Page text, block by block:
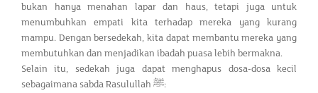
bukan hanya menahan lapar dan haus, tetapi juga untuk
menumbuhkan empati kita terhadap mereka yang kurang
mampu. Dengan bersedekah, kita dapat membantu mereka yang
membutuhkan dan menjadikan ibadah puasa lebih bermakna.
Selain itu, sedekah juga dapat menghapus dosa-dosa kecil
sebagaimana sabda Rasulullah ﷺ: